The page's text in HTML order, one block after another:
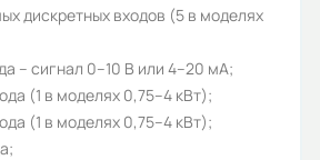
ModBus:
фаз:
дискретных входов (5 в моделях
– сигнал 0–10 В или 4–20 мA;
(1 в моделях 0,75–4 кВт);
(1 в моделях 0,75–4 кВт);